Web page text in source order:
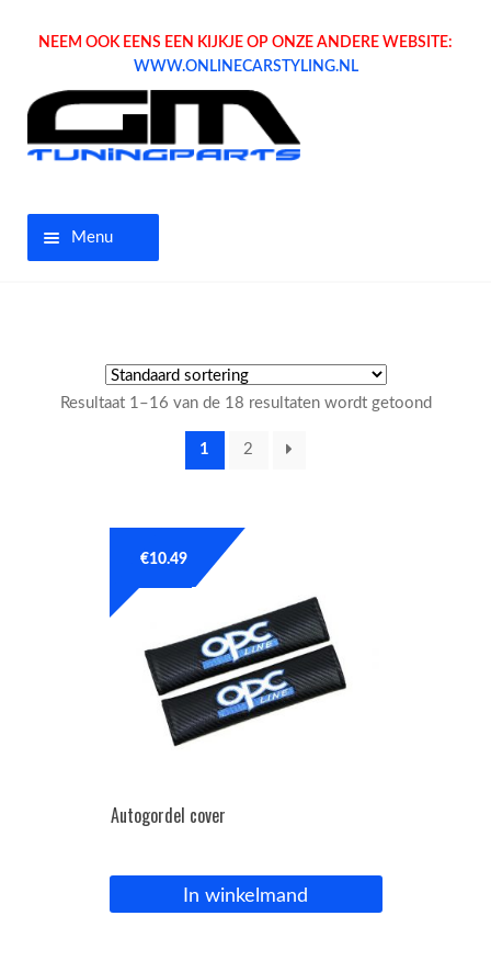
NEEM OOK EENS EEN KIJKJE OP ONZE ANDERE WEBSITE:
WWW.ONLINECARSTYLING.NL
Menu
Bedrijfswagen parts
Inloggen / Registreren
Resultaat 1–16 van de 18 resultaten wordt getoond
1 2
Autogordel cover
€10.49
In winkelmand